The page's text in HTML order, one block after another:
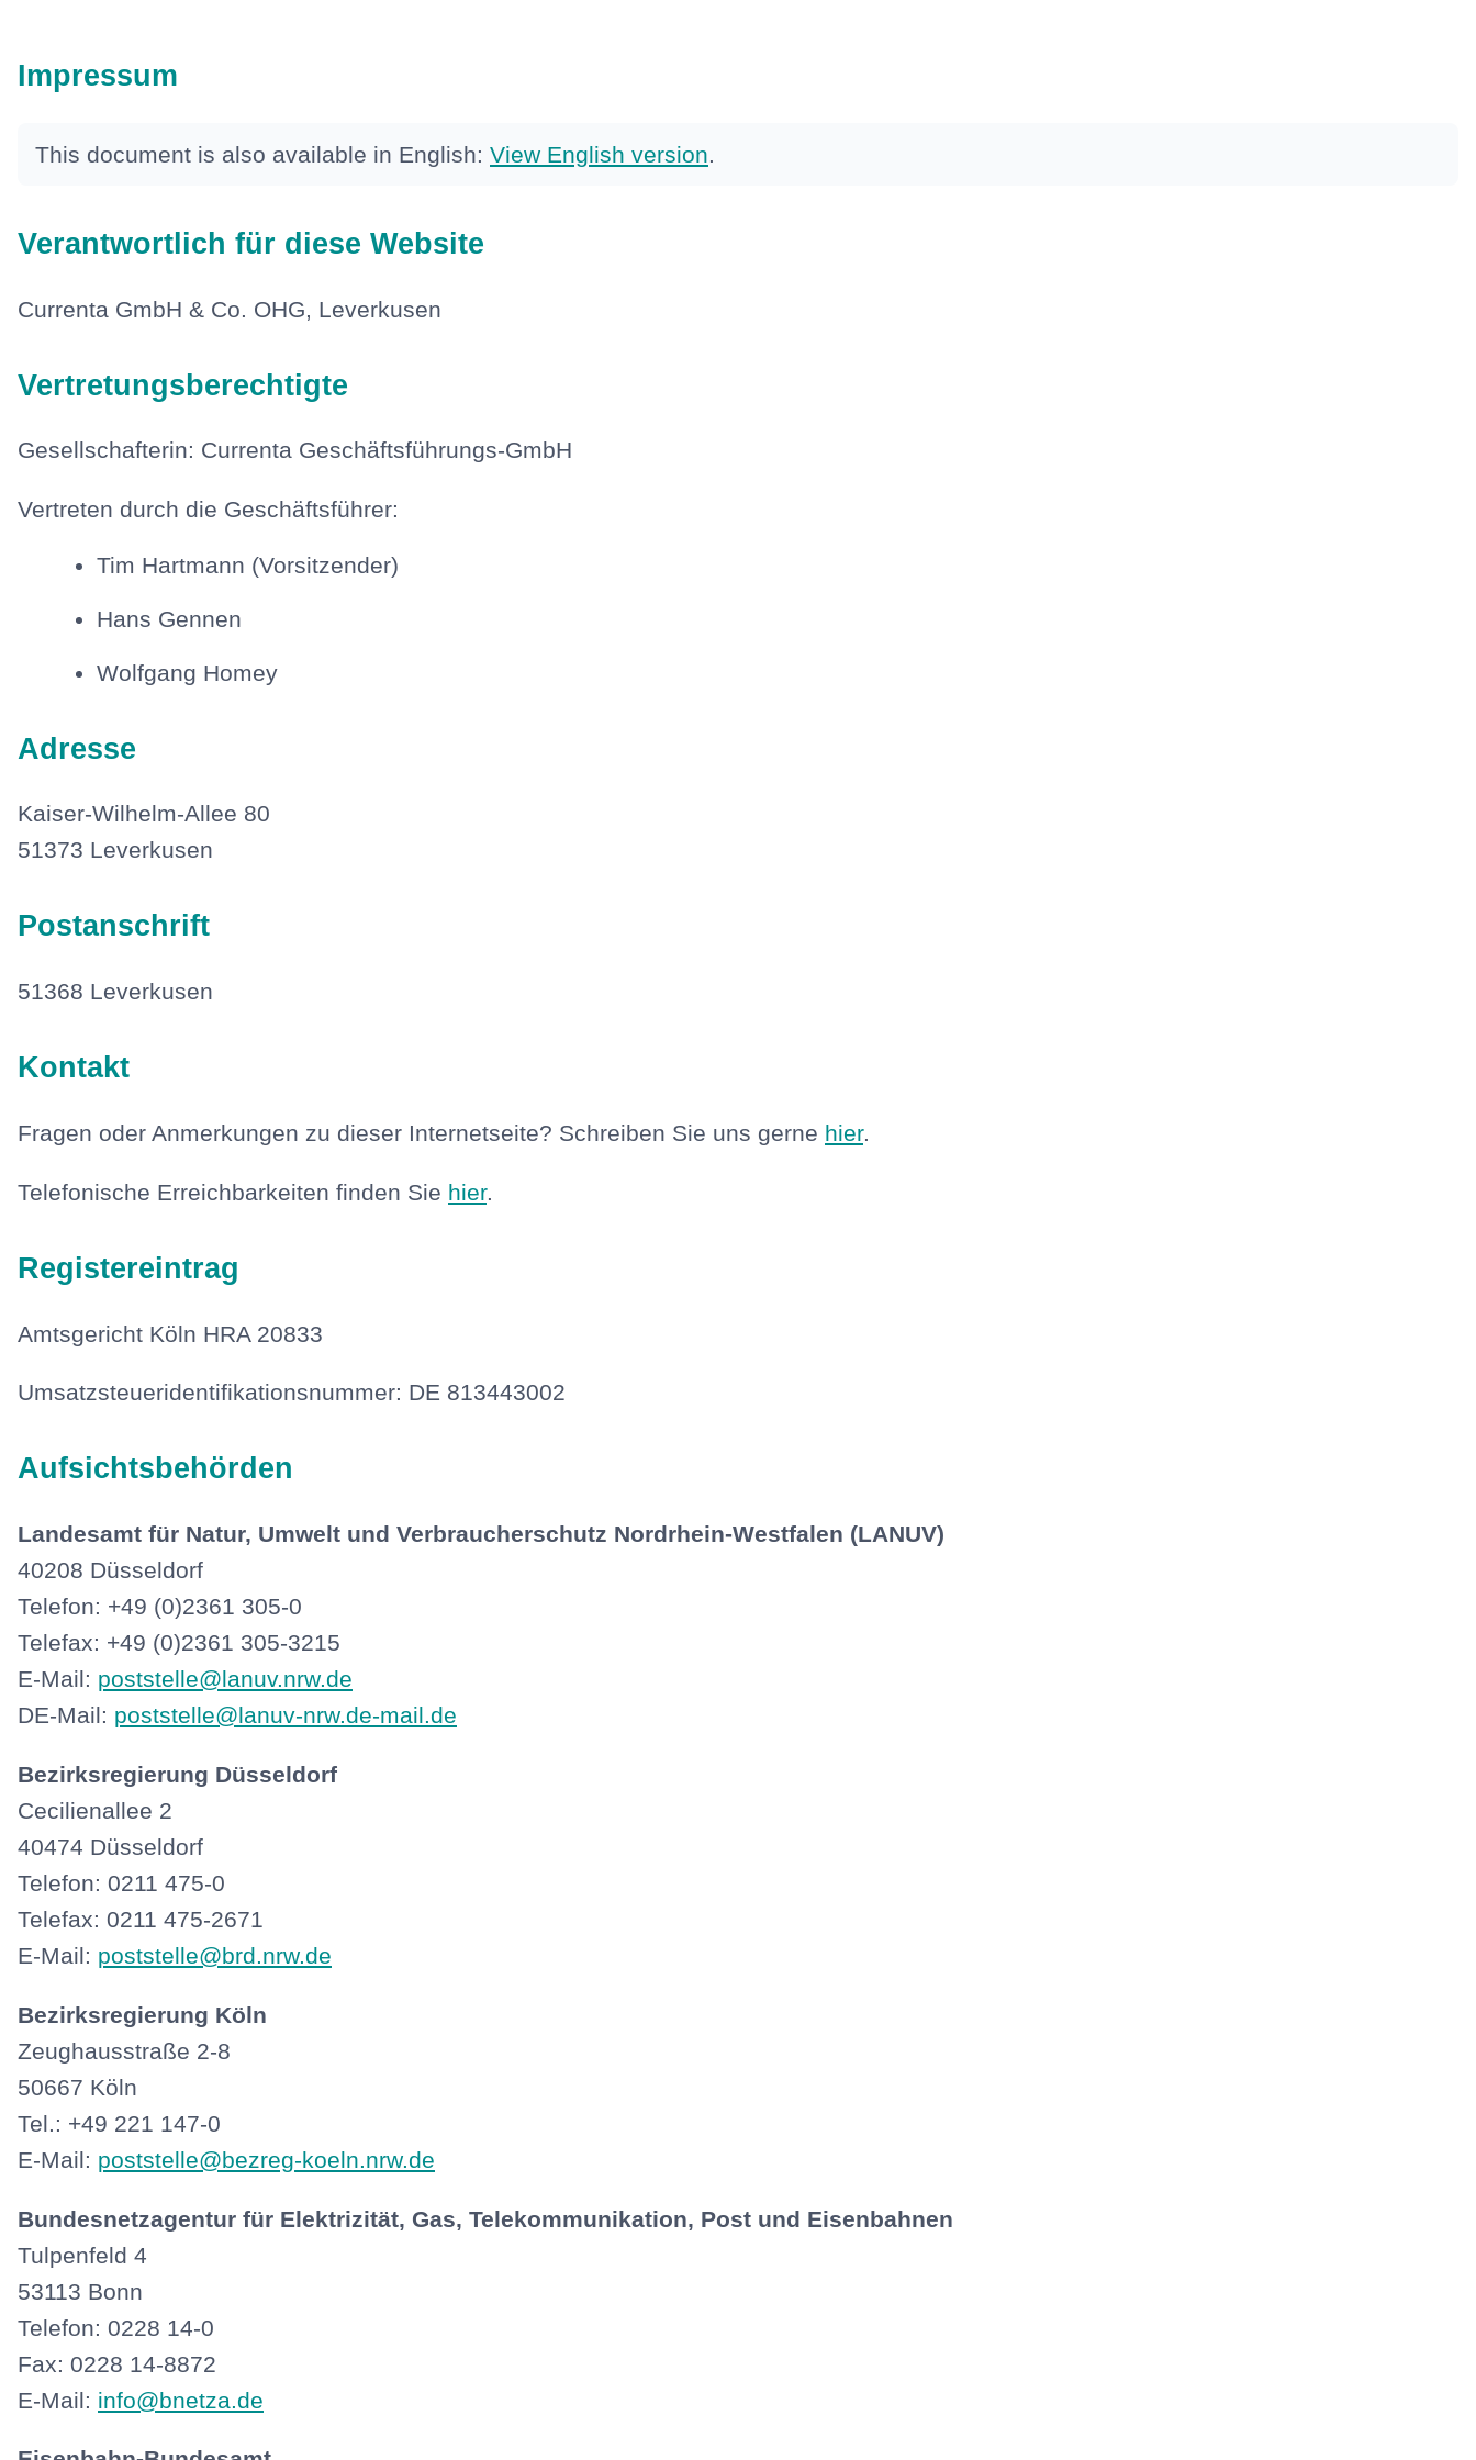
Impressum
This document is also available in English: View English version.
Verantwortlich für diese Website
Currenta GmbH & Co. OHG, Leverkusen
Vertretungsberechtigte
Gesellschafterin: Currenta Geschäftsführungs-GmbH
Vertreten durch die Geschäftsführer:
Tim Hartmann (Vorsitzender)
Hans Gennen
Wolfgang Homey
Adresse
Kaiser-Wilhelm-Allee 80
51373 Leverkusen
Postanschrift
51368 Leverkusen
Kontakt
Fragen oder Anmerkungen zu dieser Internetseite? Schreiben Sie uns gerne hier.
Telefonische Erreichbarkeiten finden Sie hier.
Registereintrag
Amtsgericht Köln HRA 20833
Umsatzsteueridentifikationsnummer: DE 813443002
Aufsichtsbehörden
Landesamt für Natur, Umwelt und Verbraucherschutz Nordrhein-Westfalen (LANUV)
40208 Düsseldorf
Telefon: +49 (0)2361 305-0
Telefax: +49 (0)2361 305-3215
E-Mail: poststelle@lanuv.nrw.de
DE-Mail: poststelle@lanuv-nrw.de-mail.de
Bezirksregierung Düsseldorf
Cecilienallee 2
40474 Düsseldorf
Telefon: 0211 475-0
Telefax: 0211 475-2671
E-Mail: poststelle@brd.nrw.de
Bezirksregierung Köln
Zeughausstraße 2-8
50667 Köln
Tel.: +49 221 147-0
E-Mail: poststelle@bezreg-koeln.nrw.de
Bundesnetzagentur für Elektrizität, Gas, Telekommunikation, Post und Eisenbahnen
Tulpenfeld 4
53113 Bonn
Telefon: 0228 14-0
Fax: 0228 14-8872
E-Mail: info@bnetza.de